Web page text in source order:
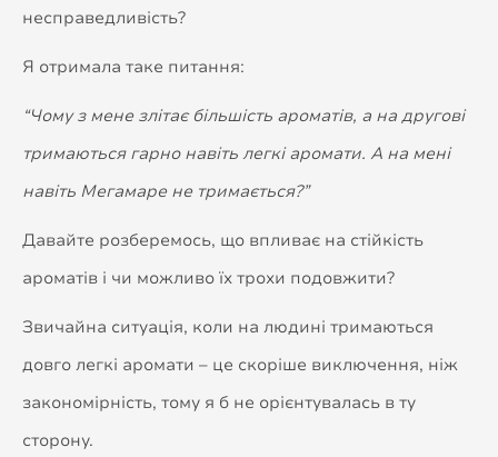
несправедливість?
Я отримала таке питання:
“Чому з мене злітає більшість ароматів, а на другові
тримаються гарно навіть легкі аромати. А на мені
навіть Мегамаре не тримається?”
Давайте розберемось, що впливає на стійкість
ароматів і чи можливо їх трохи подовжити?
Звичайна ситуація, коли на людині тримаються
довго легкі аромати – це скоріше виключення, ніж
закономірність, тому я б не орієнтувалась в ту
сторону.